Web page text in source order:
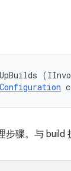
骤。与 build